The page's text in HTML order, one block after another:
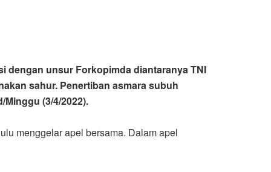
dengan unsur Forkopimda diantaranya TNI
sahur. Penertiban asmara subuh
(3/4/2022).
menggelar apel bersama. Dalam apel